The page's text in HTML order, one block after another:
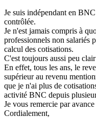
Je suis indépendant en
contrôlée.
Je n'est jamais compris à
professionnels non salariés
calcul des cotisations.
C'est toujours aussi peu
En effet, tous les ans, le
supérieur au revenu
que je n'ai plus de
activité BNC depuis
Je vous remercie par
Cordialement,